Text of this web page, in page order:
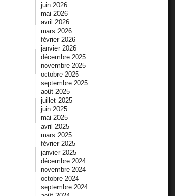
juin 2026
mai 2026
avril 2026
mars 2026
février 2026
janvier 2026
décembre 2025
novembre 2025
octobre 2025
septembre 2025
août 2025
juillet 2025
juin 2025
mai 2025
avril 2025
mars 2025
février 2025
janvier 2025
décembre 2024
novembre 2024
octobre 2024
septembre 2024